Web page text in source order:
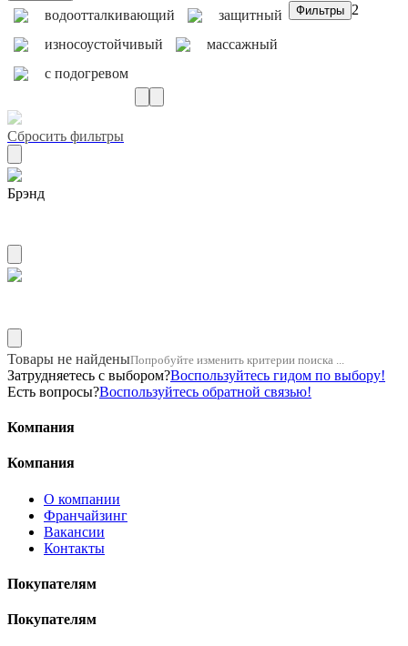
водоотталкивающий
защитный
износоустойчивый
массажный
с подогревом
2
Сбросить фильтры
Брэнд
Товары не найденыПопробуйте изменить критерии поиска ...
Затрудняетесь с выбором?Воспользуйтесь гидом по выбору!
Есть вопросы?Воспользуйтесь обратной связью!
Компания
Компания
О компании
Франчайзинг
Вакансии
Контакты
Покупателям
Покупателям